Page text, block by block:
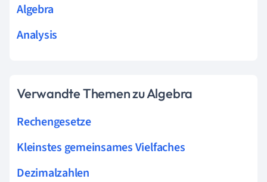
Algebra
Analysis
Verwandte Themen zu Algebra
Rechengesetze
Kleinstes gemeinsames Vielfaches
Dezimalzahlen